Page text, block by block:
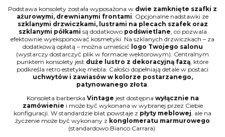
Podstawa konsolety została wyposażona w dwie zamknięte szafki z
ażurowymi, drewnianymi frontami. Opcjonalne nadstawki ze
szklanymi drzwiczkami, lustrami na plecach szafek oraz
szklanymi półkami są dodatkowo podświetlane, co pozwala
efektownie wyeksponować kosmetyki. Na szklanych drzwiczkach – za
dodatkową opłatą – można umieścić logo Twojego salonu
(wystarczy dostarczyć plik w formacie wektorowym). Centralnym
punktem konsolety jest duże lustro z dekoracyjną fazą, które
podkreśla retro estetykę mebla. Całości dopełniają detale w postaci
uchwytów i zawiasów w kolorze postarzanego,
patynowanego złota.
Konsoleta barberska Vintage jest dostępna wyłącznie na
zamówienie i może być wykonana w wybranej przez Ciebie
konfiguracji. W standardzie blat powstaje z płyty meblowej, ale na
życzenie może być wykonany z konglomeratu marmurowego
(standardowo Bianco Carrara).